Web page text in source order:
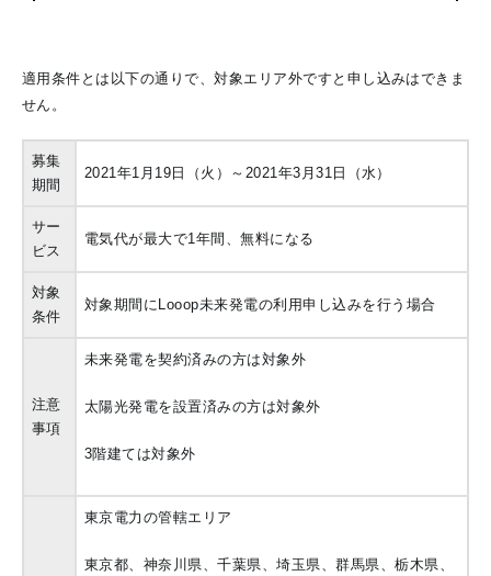
適用条件とは以下の通りで、対象エリア外ですと申し込みはできま
せん。
募集
期間
2021年1月19日（火）～2021年3月31日（水）
サー
ビス
電気代が最大で1年間、無料になる
対象
条件
対象期間にLooop未来発電の利用申し込みを行う場合
注意
事項
未来発電を契約済みの方は対象外
太陽光発電を設置済みの方は対象外
3階建ては対象外
東京電力の管轄エリア
東京都、神奈川県、千葉県、埼玉県、群馬県、栃木県、